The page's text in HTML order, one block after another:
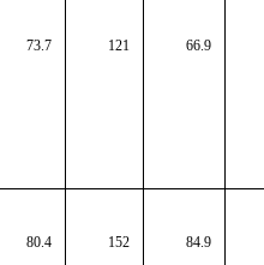
73.7 121 66.9
80.4 152 84.9